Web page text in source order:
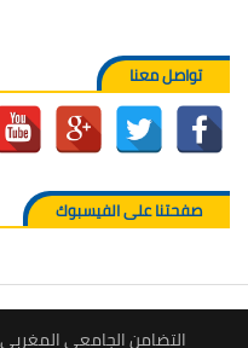
تواصل معنا
صفحتنا على الفيسبوك
التضامن الجامعي المغربي -